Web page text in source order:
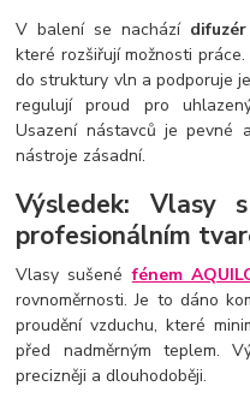
V balení se nachází
které rozšiřují možnosti
do struktury vln a podporuje
regulují proud pro
Usazení nástavců je pevné
nástroje zásadní.
Výsledek: Vlasy
profesionálním
Vlasy sušenéfénem
rovnoměrnosti. Je to dáno
proudění vzduchu, které
před nadměrným teplem.
precizněji a dlouhodoběji.